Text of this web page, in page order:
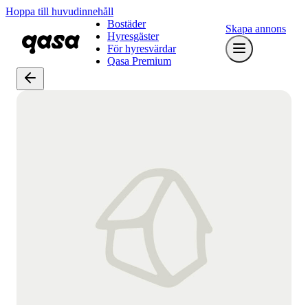
Hoppa till huvudinnehåll
Bostäder
Hyresgäster
För hyresvärdar
Qasa Premium
Skapa annons